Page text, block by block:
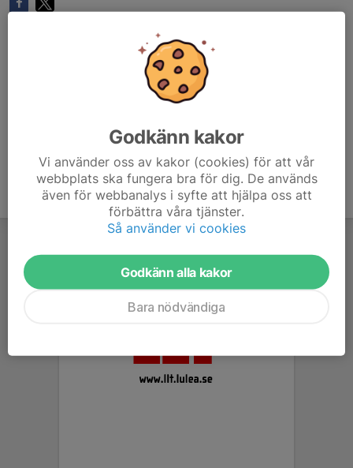
Godkänn kakor
Vi använder oss av kakor (cookies) för att vår
webbplats ska fungera bra för dig. De används
även för webbanalys i syfte att hjälpa oss att
förbättra våra tjänster.
Så använder vi cookies
Godkänn alla kakor
Bara nödvändiga